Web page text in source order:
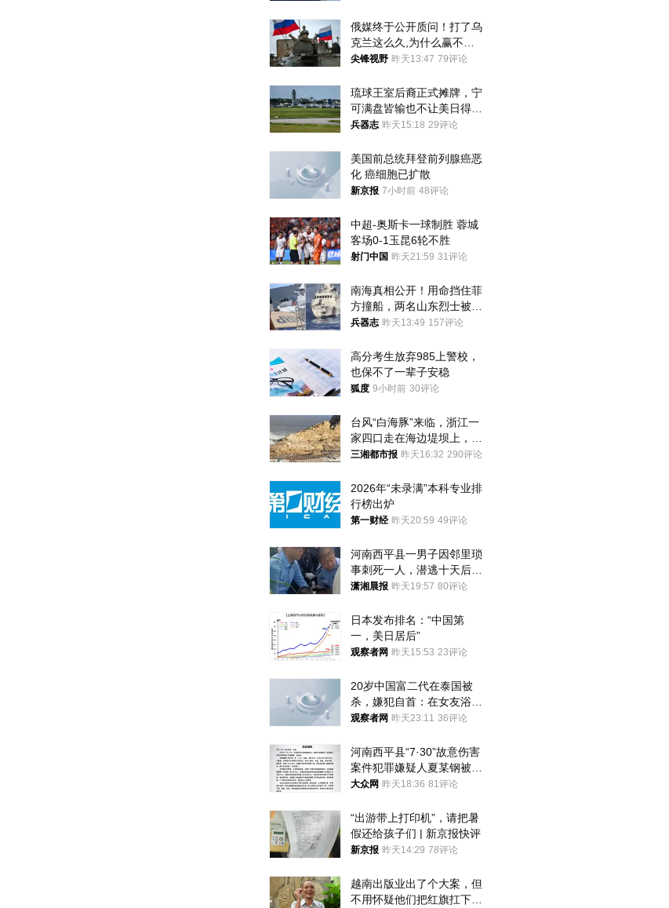
俄媒终于公开质问！打了乌
克兰这么久,为什么赢不了?
答案令人沉默
尖锋视野 昨天13:47 79评论
琉球王室后裔正式摊牌，宁
可满盘皆输也不让美日得
逞，中国成关键
兵器志 昨天15:18 29评论
美国前总统拜登前列腺癌恶
化 癌细胞已扩散
新京报 7小时前 48评论
中超-奥斯卡一球制胜 蓉城
客场0-1玉昆6轮不胜
射门中国 昨天21:59 31评论
南海真相公开！用命挡住菲
方撞船，两名山东烈士被授
武警最高荣誉
兵器志 昨天13:49 157评论
高分考生放弃985上警校，
也保不了一辈子安稳
狐度 9小时前 30评论
台风“白海豚”来临，浙江一
家四口走在海边堤坝上，其
中9岁男孩被巨浪卷入海
三湘都市报 昨天16:32 290评论
2026年“未录满”本科专业排
行榜出炉
第一财经 昨天20:59 49评论
河南西平县一男子因邻里琐
事刺死一人，潜逃十天后在
十多公里外一片玉米地里落
潇湘晨报 昨天19:57 80评论
日本发布排名：“中国第
一，美日居后”
观察者网 昨天15:53 23评论
20岁中国富二代在泰国被
杀，嫌犯自首：在女友浴室
看到他
观察者网 昨天23:11 36评论
河南西平县“7·30”故意伤害
案件犯罪嫌疑人夏某钢被抓
获
大众网 昨天18:36 81评论
“出游带上打印机”，请把暑
假还给孩子们 | 新京报快评
新京报 昨天14:29 78评论
越南出版业出了个大案，但
不用怀疑他们把红旗扛下去